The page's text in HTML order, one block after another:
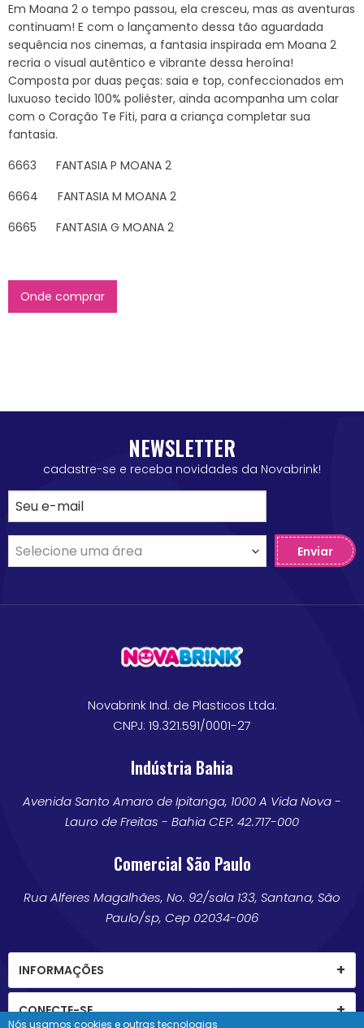
Em Moana 2 o tempo passou, ela cresceu, mas as aventuras
continuam! E com o lançamento dessa tão aguardada
sequência nos cinemas, a fantasia inspirada em Moana 2
recria o visual autêntico e vibrante dessa heroína!
Composta por duas peças: saia e top, confeccionados em
luxuoso tecido 100% poliéster, ainda acompanha um colar
com o Coração Te Fiti, para a criança completar sua
fantasia.
6663 FANTASIA P MOANA 2
6664 FANTASIA M MOANA 2
6665 FANTASIA G MOANA 2
Onde comprar
NEWSLETTER
cadastre-se e receba novidades da Novabrink!
Enviar
Novabrink Ind. de Plasticos Ltda.
CNPJ: 19.321.591/0001-27
Indústria Bahia
Avenida Santo Amaro de Ipitanga, 1000 A Vida Nova -
Lauro de Freitas - Bahia CEP: 42.717-000
Comercial São Paulo
Rua Alferes Magalhães, No. 92/sala 133, Santana, São
Paulo/sp, Cep 02034-006
INFORMAÇÕES
CONECTE-SE
Nós usamos cookies e outras tecnologias